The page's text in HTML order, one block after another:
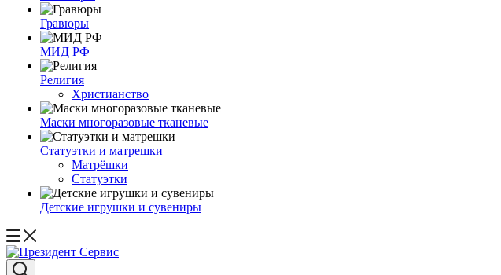
Гравюры
МИД РФ
Религия
Христианство
Маски многоразовые тканевые
Статуэтки и матрешки
Матрёшки
Статуэтки
Детские игрушки и сувениры